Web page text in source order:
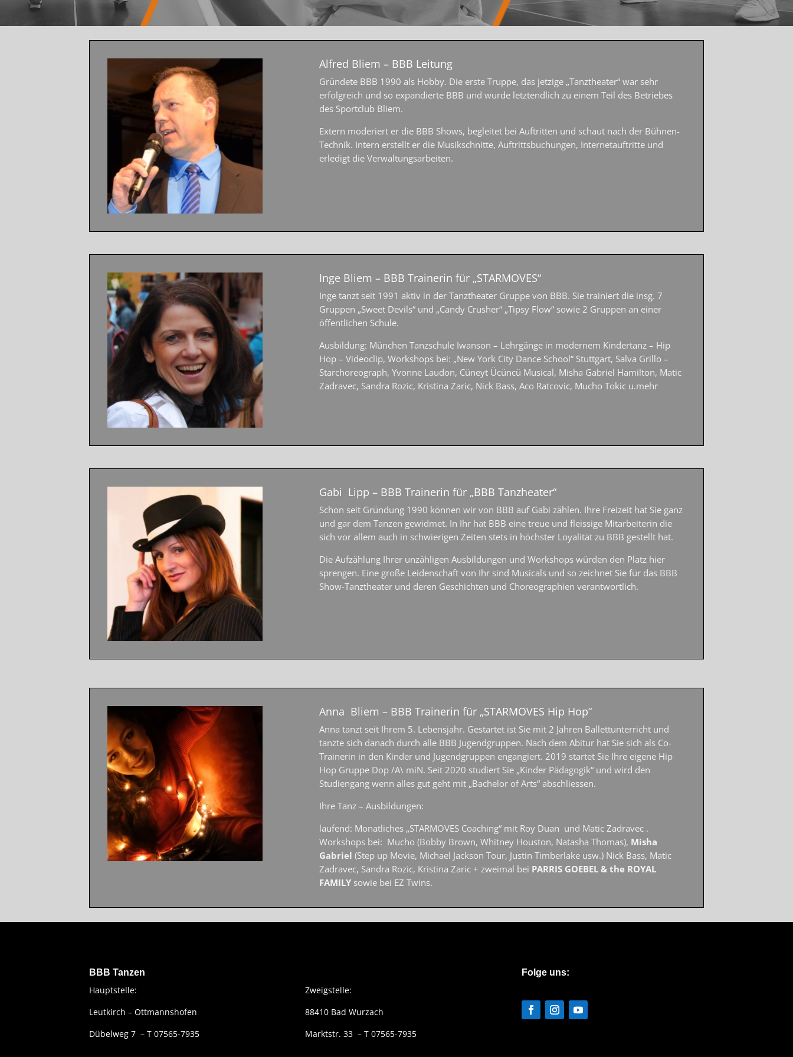
Alfred Bliem – BBB Leitung
Gründete BBB 1990 als Hobby. Die erste Truppe, das jetzige „Tanztheater“ war sehr
erfolgreich und so expandierte BBB und wurde letztendlich zu einem Teil des Betriebes
des Sportclub Bliem.
Extern moderiert er die BBB Shows, begleitet bei Auftritten und schaut nach der Bühnen-
Technik. Intern erstellt er die Musikschnitte, Auftrittsbuchungen, Internetauftritte und
erledigt die Verwaltungsarbeiten.
Inge Bliem – BBB Trainerin für „STARMOVES“
Inge tanzt seit 1991 aktiv in der Tanztheater Gruppe von BBB. Sie trainiert die insg. 7
Gruppen „Sweet Devils“ und „Candy Crusher“ „Tipsy Flow“ sowie 2 Gruppen an einer
öffentlichen Schule.
Ausbildung: München Tanzschule Iwanson – Lehrgänge in modernem Kindertanz – Hip
Hop – Videoclip, Workshops bei: „New York City Dance School“ Stuttgart, Salva Grillo –
Starchoreograph, Yvonne Laudon, Cüneyt Ücüncü Musical, Misha Gabriel Hamilton, Matic
Zadravec, Sandra Rozic, Kristina Zaric, Nick Bass, Aco Ratcovic, Mucho Tokic u.mehr
Gabi Lipp – BBB Trainerin für „BBB Tanzheater“
Schon seit Gründung 1990 können wir von BBB auf Gabi zählen. Ihre Freizeit hat Sie ganz
und gar dem Tanzen gewidmet. In Ihr hat BBB eine treue und fleissige Mitarbeiterin die
sich vor allem auch in schwierigen Zeiten stets in höchster Loyalität zu BBB gestellt hat.
Die Aufzählung Ihrer unzähligen Ausbildungen und Workshops würden den Platz hier
sprengen. Eine große Leidenschaft von Ihr sind Musicals und so zeichnet Sie für das BBB
Show-Tanztheater und deren Geschichten und Choreographien verantwortlich.
Anna Bliem – BBB Trainerin für „STARMOVES Hip Hop“
Anna tanzt seit Ihrem 5. Lebensjahr. Gestartet ist Sie mit 2 Jahren Ballettunterricht und
tanzte sich danach durch alle BBB Jugendgruppen. Nach dem Abitur hat Sie sich als Co-
Trainerin in den Kinder und Jugendgruppen engangiert. 2019 startet Sie Ihre eigene Hip
Hop Gruppe Dop /A\ miN. Seit 2020 studiert Sie „Kinder Pädagogik“ und wird den
Studiengang wenn alles gut geht mit „Bachelor of Arts“ abschliessen.
Ihre Tanz – Ausbildungen:
laufend: Monatliches „STARMOVES Coaching“ mit Roy Duan und Matic Zadravec .
Workshops bei: Mucho (Bobby Brown, Whitney Houston, Natasha Thomas), Misha
Gabriel (Step up Movie, Michael Jackson Tour, Justin Timberlake usw.) Nick Bass, Matic
Zadravec, Sandra Rozic, Kristina Zaric + zweimal bei PARRIS GOEBEL & the ROYAL
FAMILY sowie bei EZ Twins.
BBB Tanzen
Hauptstelle:
Leutkirch – Ottmannshofen
Dübelweg 7 – T 07565-7935
Zweigstelle:
88410 Bad Wurzach
Marktstr. 33 – T 07565-7935
Folge uns: